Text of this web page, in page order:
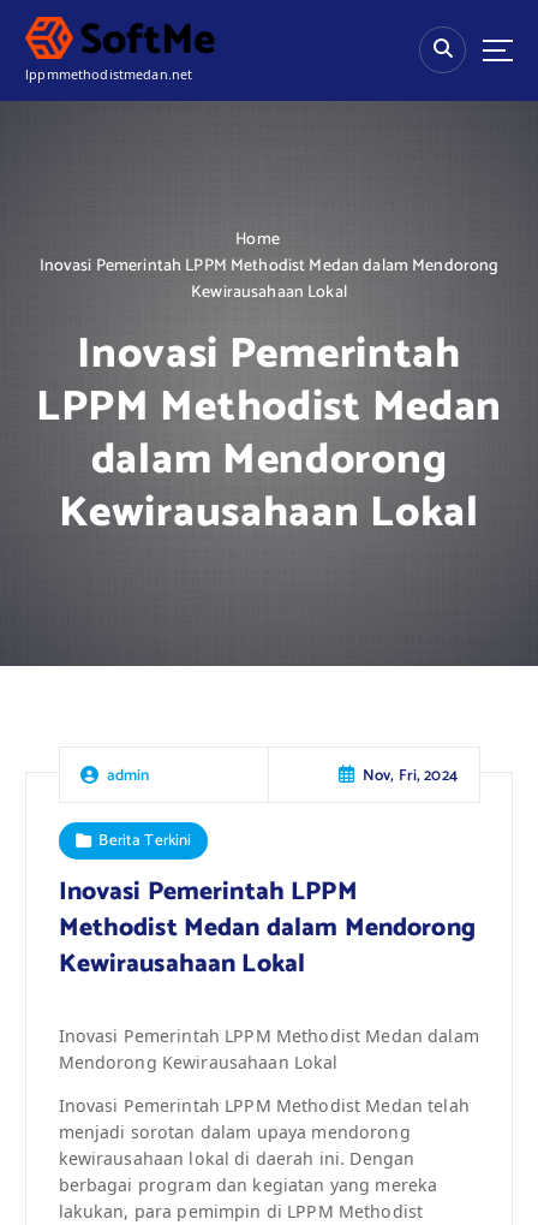
lppmmethodistmedan.net
Home
Inovasi Pemerintah LPPM Methodist Medan dalam Mendorong
Kewirausahaan Lokal
Inovasi Pemerintah
LPPM Methodist Medan
dalam Mendorong
Kewirausahaan Lokal
admin Nov, Fri, 2024
Berita Terkini
Inovasi Pemerintah LPPM
Methodist Medan dalam Mendorong
Kewirausahaan Lokal
Inovasi Pemerintah LPPM Methodist Medan dalam
Mendorong Kewirausahaan Lokal
Inovasi Pemerintah LPPM Methodist Medan telah
menjadi sorotan dalam upaya mendorong
kewirausahaan lokal di daerah ini. Dengan
berbagai program dan kegiatan yang mereka
lakukan, para pemimpin di LPPM Methodist